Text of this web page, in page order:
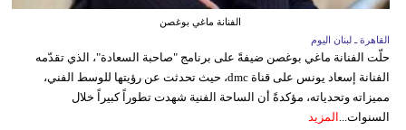
الفنانة ماغي بوغصن
القاهرة ـ لبنان اليوم
حلّت الفنانة ماغي بوغصن ضيفةً على برنامج "صاحبة السعادة"، الذي تقدّمه
الفنانة إسعاد يونس على قناة dmc، حيث تحدثت عن رؤيتها للوسط الفني،
مميزاته وتحدياته، مؤكدةً أن الساحة الفنية شهدت تطوراً كبيراً خلال
السنوات...
المزيد